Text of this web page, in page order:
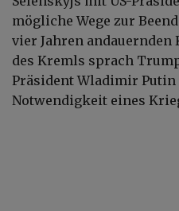
mögliche Wege zur
vier Jahren andauernden
des Kremls sprach
Präsident Wladimir Putin
Notwendigkeit eines